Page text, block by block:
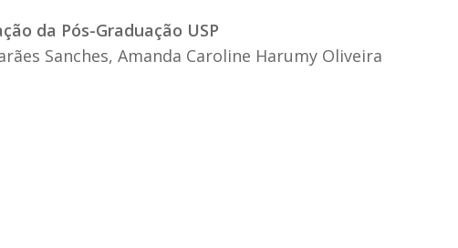
da Pós-Graduação USP
Sanches, Amanda Caroline Harumy Oliveira